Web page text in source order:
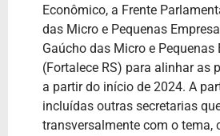
Econômico, a Frente
das Micro e Pequenas
Gaúcho das Micro e Pequenas
(Fortalece RS) para alinhar as
a partir do início de 2024. A
incluídas outras secretarias
transversalmente com o tema,